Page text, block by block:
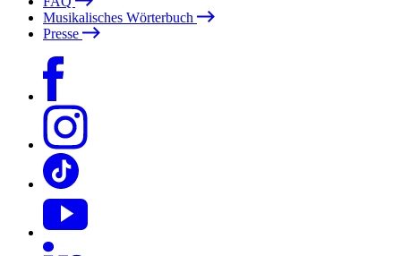
Musikalisches Wörterbuch
Presse